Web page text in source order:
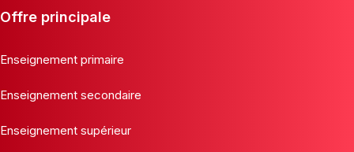
Offre principale
Enseignement primaire
Enseignement secondaire
Enseignement supérieur